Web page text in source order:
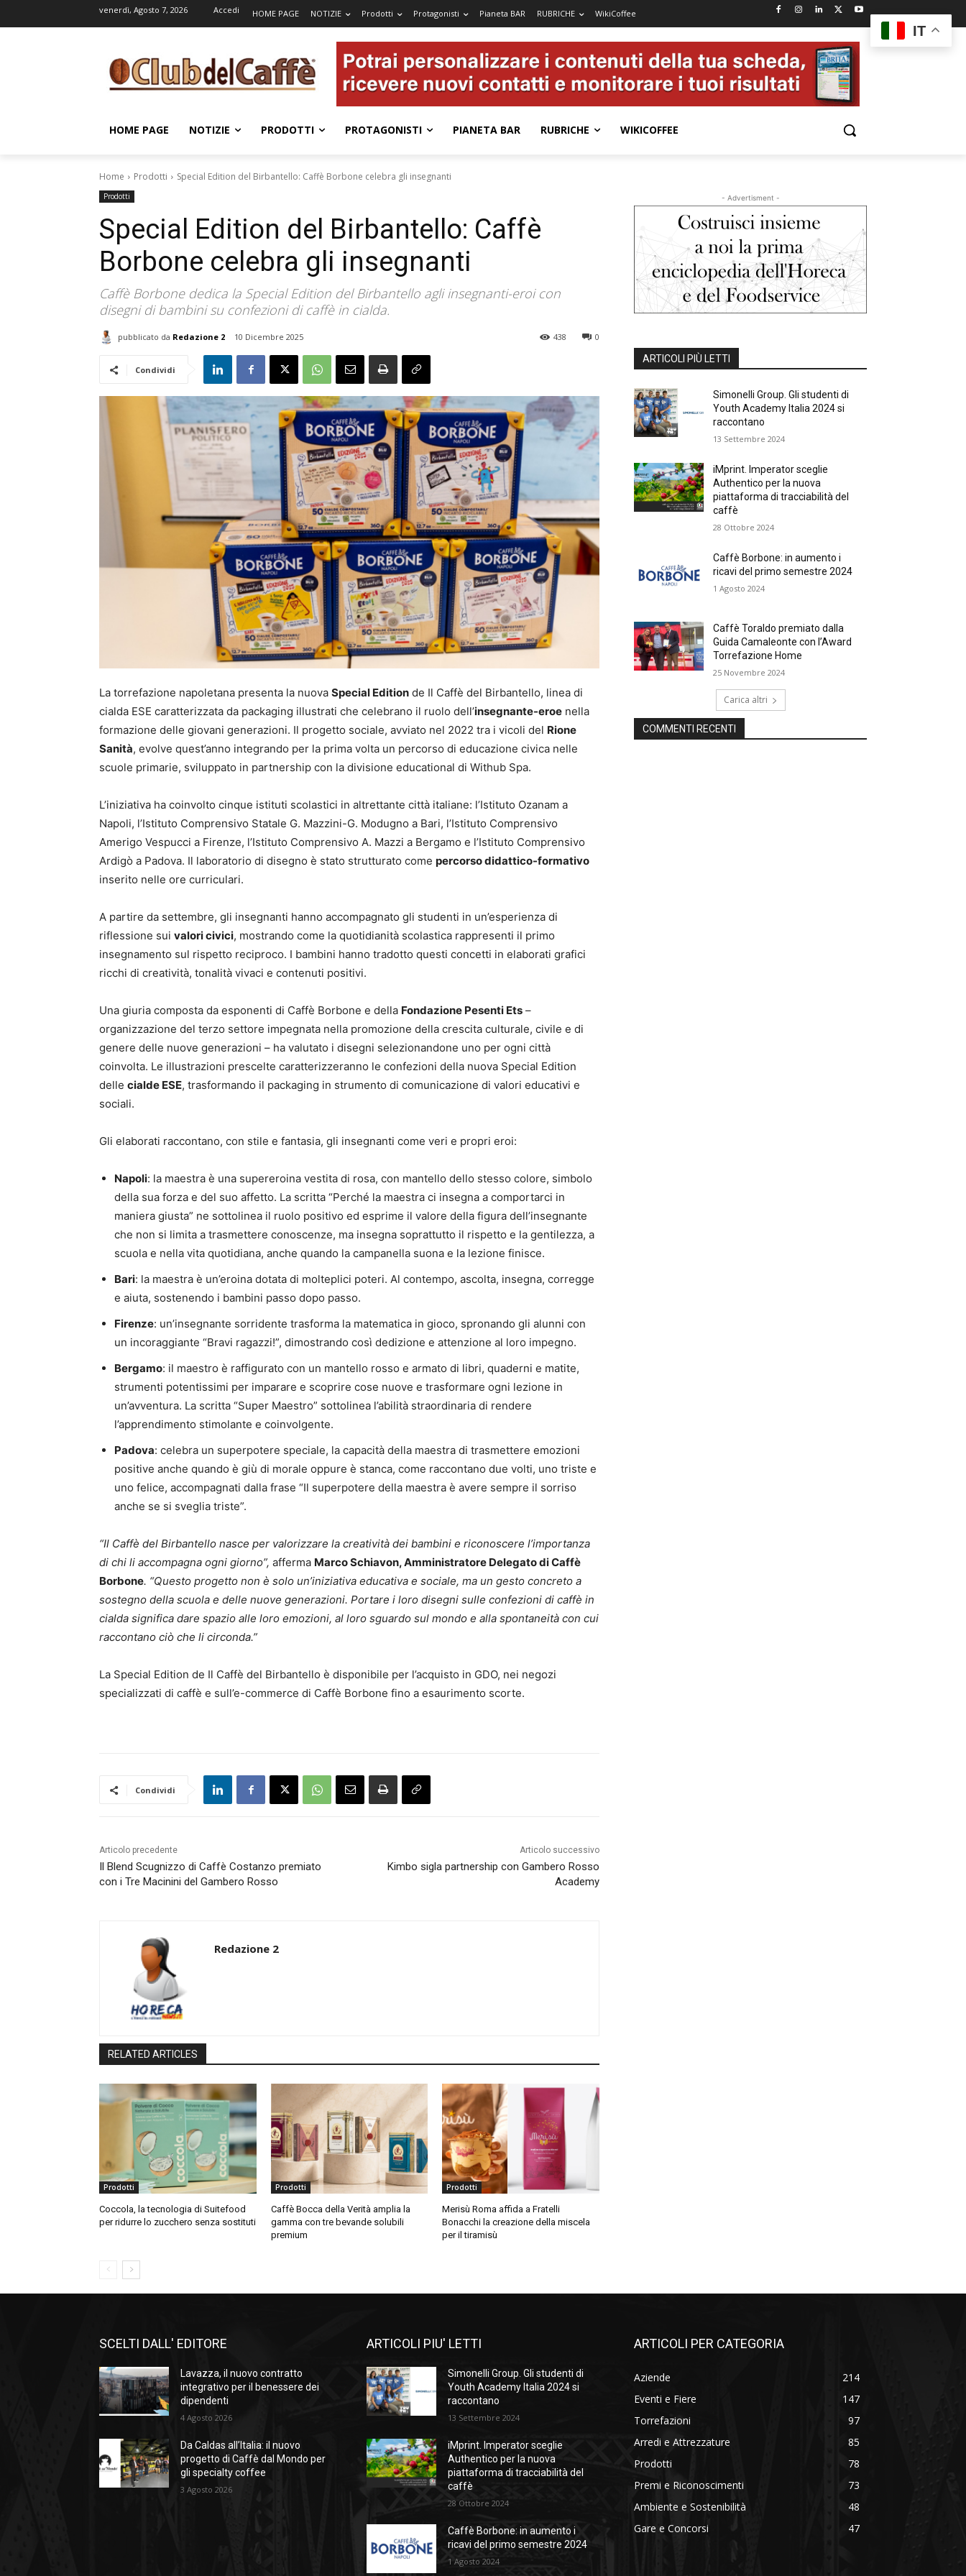
venerdì, Agosto 7, 2026 Accedi HOME PAGE NOTIZIE Prodotti Protagonisti Pianeta BAR RUBRICHE WikiCoffee
HOME PAGE NOTIZIE PRODOTTI PROTAGONISTI PIANETA BAR RUBRICHE WIKICOFFEE
Home Prodotti Special Edition del Birbantello: Caffè Borbone celebra gli insegnanti
Prodotti
Special Edition del Birbantello: Caffè
Borbone celebra gli insegnanti
Caffè Borbone dedica la Special Edition del Birbantello agli insegnanti-eroi con
disegni di bambini su confezioni di caffè in cialda.
pubblicato da Redazione 2 10 Dicembre 2025 0
438
Condividi
La torrefazione napoletana presenta la nuova Special Edition de Il Caffè del Birbantello, linea di
cialda ESE caratterizzata da packaging illustrati che celebrano il ruolo dell’insegnante-eroe nella
formazione delle giovani generazioni. Il progetto sociale, avviato nel 2022 tra i vicoli del Rione
Sanità, evolve quest’anno integrando per la prima volta un percorso di educazione civica nelle
scuole primarie, sviluppato in partnership con la divisione educational di Withub Spa.
L’iniziativa ha coinvolto cinque istituti scolastici in altrettante città italiane: l’Istituto Ozanam a
Napoli, l’Istituto Comprensivo Statale G. Mazzini-G. Modugno a Bari, l’Istituto Comprensivo
Amerigo Vespucci a Firenze, l’Istituto Comprensivo A. Mazzi a Bergamo e l’Istituto Comprensivo
Ardigò a Padova. Il laboratorio di disegno è stato strutturato come percorso didattico-formativo
inserito nelle ore curriculari.
A partire da settembre, gli insegnanti hanno accompagnato gli studenti in un’esperienza di
riflessione sui valori civici, mostrando come la quotidianità scolastica rappresenti il primo
insegnamento sul rispetto reciproco. I bambini hanno tradotto questi concetti in elaborati grafici
ricchi di creatività, tonalità vivaci e contenuti positivi.
Una giuria composta da esponenti di Caffè Borbone e della Fondazione Pesenti Ets –
organizzazione del terzo settore impegnata nella promozione della crescita culturale, civile e di
genere delle nuove generazioni – ha valutato i disegni selezionandone uno per ogni città
coinvolta. Le illustrazioni prescelte caratterizzeranno le confezioni della nuova Special Edition
delle cialde ESE, trasformando il packaging in strumento di comunicazione di valori educativi e
sociali.
Gli elaborati raccontano, con stile e fantasia, gli insegnanti come veri e propri eroi:
Napoli: la maestra è una supereroina vestita di rosa, con mantello dello stesso colore, simbolo
della sua forza e del suo affetto. La scritta “Perché la maestra ci insegna a comportarci in
maniera giusta” ne sottolinea il ruolo positivo ed esprime il valore della figura dell’insegnante
che non si limita a trasmettere conoscenze, ma insegna soprattutto il rispetto e la gentilezza, a
scuola e nella vita quotidiana, anche quando la campanella suona e la lezione finisce.
Bari: la maestra è un’eroina dotata di molteplici poteri. Al contempo, ascolta, insegna, corregge
e aiuta, sostenendo i bambini passo dopo passo.
Firenze: un’insegnante sorridente trasforma la matematica in gioco, spronando gli alunni con
un incoraggiante “Bravi ragazzi!”, dimostrando così dedizione e attenzione al loro impegno.
Bergamo: il maestro è raffigurato con un mantello rosso e armato di libri, quaderni e matite,
strumenti potentissimi per imparare e scoprire cose nuove e trasformare ogni lezione in
un’avventura. La scritta “Super Maestro” sottolinea l’abilità straordinaria di rendere
l’apprendimento stimolante e coinvolgente.
Padova: celebra un superpotere speciale, la capacità della maestra di trasmettere emozioni
positive anche quando è giù di morale oppure è stanca, come raccontano due volti, uno triste e
uno felice, accompagnati dalla frase “Il superpotere della maestra è avere sempre il sorriso
anche se si sveglia triste”.
“Il Caffè del Birbantello nasce per valorizzare la creatività dei bambini e riconoscere l’importanza
di chi li accompagna ogni giorno”, afferma Marco Schiavon, Amministratore Delegato di Caffè
Borbone. “Questo progetto non è solo un’iniziativa educativa e sociale, ma un gesto concreto a
sostegno della scuola e delle nuove generazioni. Portare i loro disegni sulle confezioni di caffè in
cialda significa dare spazio alle loro emozioni, al loro sguardo sul mondo e alla spontaneità con cui
raccontano ciò che li circonda.”
La Special Edition de Il Caffè del Birbantello è disponibile per l’acquisto in GDO, nei negozi
specializzati di caffè e sull’e-commerce di Caffè Borbone fino a esaurimento scorte.
Condividi
Articolo precedente
Il Blend Scugnizzo di Caffè Costanzo premiato
con i Tre Macinini del Gambero Rosso
Articolo successivo
Kimbo sigla partnership con Gambero Rosso
Academy
Redazione 2
RELATED ARTICLES
Prodotti
Coccola, la tecnologia di Suitefood
per ridurre lo zucchero senza sostituti
Prodotti
Caffè Bocca della Verità amplia la
gamma con tre bevande solubili
premium
Prodotti
Merisù Roma affida a Fratelli
Bonacchi la creazione della miscela
per il tiramisù
- Advertisment -
ARTICOLI PIÙ LETTI
Simonelli Group. Gli studenti di
Youth Academy Italia 2024 si
raccontano
13 Settembre 2024
iMprint. Imperator sceglie
Authentico per la nuova
piattaforma di tracciabilità del
caffè
28 Ottobre 2024
Caffè Borbone: in aumento i
ricavi del primo semestre 2024
1 Agosto 2024
Caffè Toraldo premiato dalla
Guida Camaleonte con l’Award
Torrefazione Home
25 Novembre 2024
Carica altri
COMMENTI RECENTI
SCELTI DALL' EDITORE
Lavazza, il nuovo contratto
integrativo per il benessere dei
dipendenti
4 Agosto 2026
Da Caldas all’Italia: il nuovo
progetto di Caffè dal Mondo per
gli specialty coffee
3 Agosto 2026
ARTICOLI PIU' LETTI
Simonelli Group. Gli studenti di
Youth Academy Italia 2024 si
raccontano
13 Settembre 2024
iMprint. Imperator sceglie
Authentico per la nuova
piattaforma di tracciabilità del
caffè
28 Ottobre 2024
Caffè Borbone: in aumento i
ricavi del primo semestre 2024
1 Agosto 2024
ARTICOLI PER CATEGORIA
Aziende
214
Eventi e Fiere
147
Torrefazioni
97
Arredi e Attrezzature
85
Prodotti
78
Premi e Riconoscimenti
73
Ambiente e Sostenibilità
48
Gare e Concorsi
47
IT